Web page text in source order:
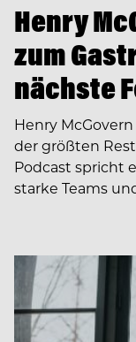
Henry
zum
nächste
Henry
der größten
Podcast spricht
starke Teams